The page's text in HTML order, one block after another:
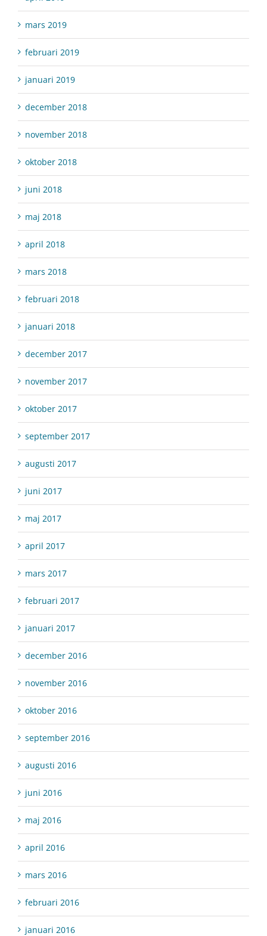
mars 2019
februari 2019
januari 2019
december 2018
november 2018
oktober 2018
juni 2018
maj 2018
april 2018
mars 2018
februari 2018
januari 2018
december 2017
november 2017
oktober 2017
september 2017
augusti 2017
juni 2017
maj 2017
april 2017
mars 2017
februari 2017
januari 2017
december 2016
november 2016
oktober 2016
september 2016
augusti 2016
juni 2016
maj 2016
april 2016
mars 2016
februari 2016
januari 2016